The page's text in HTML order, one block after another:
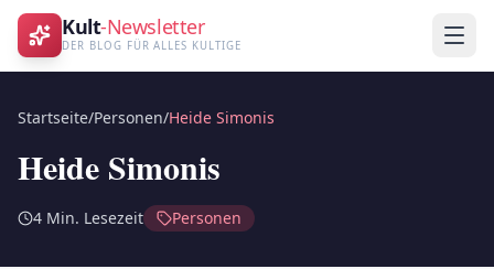
Kult-Newsletter
DER BLOG FÜR ALLES KULTIGE
Startseite/Personen/Heide Simonis
Heide Simonis
4 Min. Lesezeit Personen